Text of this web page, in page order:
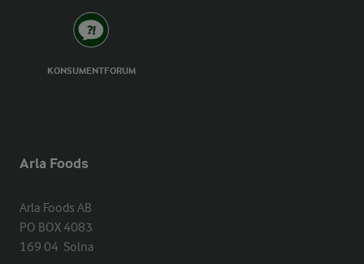
KONSUMENTFORUM
Arla Foods
Arla Foods AB
PO BOX 4083
169 04  Solna